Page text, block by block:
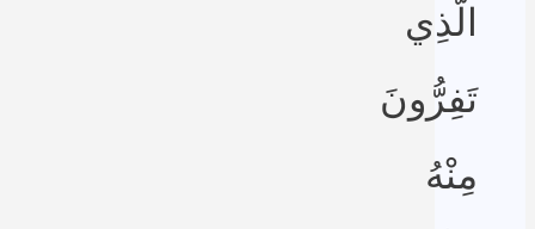
الَّذِي
تَفِرُّونَ
مِنْهُ